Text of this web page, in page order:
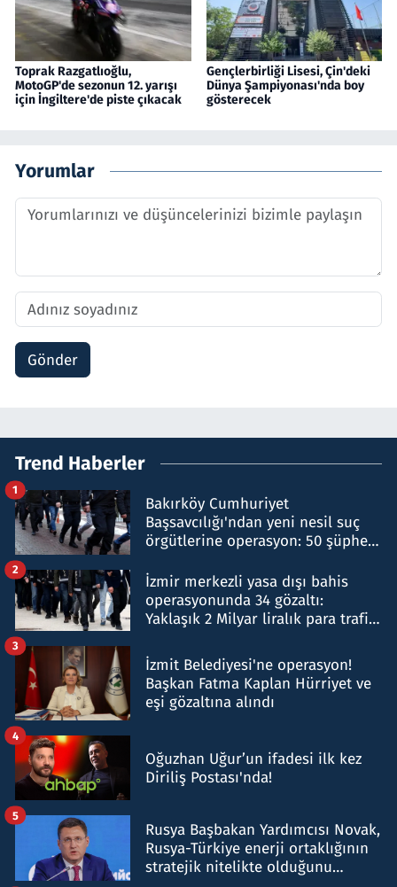
Toprak Razgatlıoğlu,
MotoGP'de sezonun 12. yarışı
için İngiltere'de piste çıkacak
Gençlerbirliği Lisesi, Çin'deki
Dünya Şampiyonası'nda boy
gösterecek
Yorumlar
Gönder
Trend Haberler
Bakırköy Cumhuriyet
Başsavcılığı'ndan yeni nesil suç
örgütlerine operasyon: 50 şüpheli
1
İzmir merkezli yasa dışı bahis
operasyonunda 34 gözaltı:
Yaklaşık 2 Milyar liralık para trafiği
2
İzmit Belediyesi'ne operasyon!
Başkan Fatma Kaplan Hürriyet ve
eşi gözaltına alındı
3
Oğuzhan Uğur’un ifadesi ilk kez
Diriliş Postası'nda!
4
Rusya Başbakan Yardımcısı Novak,
Rusya-Türkiye enerji ortaklığının
stratejik nitelikte olduğunu
5